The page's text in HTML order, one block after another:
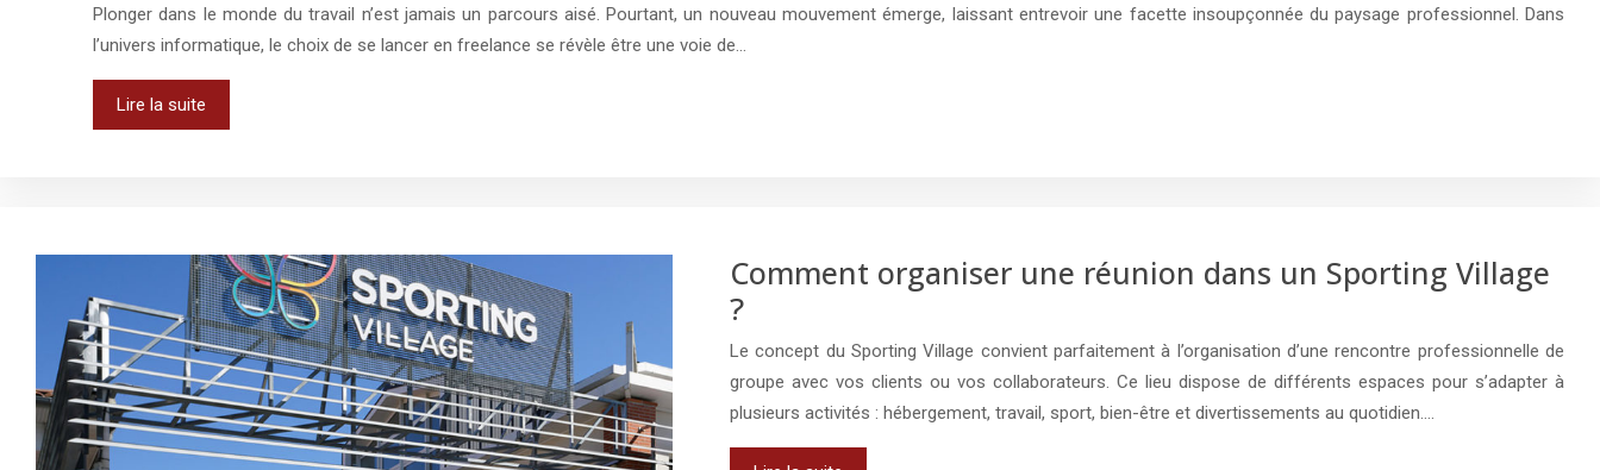
Plonger dans le monde du travail n’est jamais un parcours aisé. Pourtant, un nouveau mouvement émerge, laissant entrevoir une facette insoupçonnée du paysage professionnel. Dans
l’univers informatique, le choix de se lancer en freelance se révèle être une voie de…
Lire la suite
Comment organiser une réunion dans un Sporting Village
?
Le concept du Sporting Village convient parfaitement à l’organisation d’une rencontre professionnelle de
groupe avec vos clients ou vos collaborateurs. Ce lieu dispose de différents espaces pour s’adapter à
plusieurs activités : hébergement, travail, sport, bien-être et divertissements au quotidien….